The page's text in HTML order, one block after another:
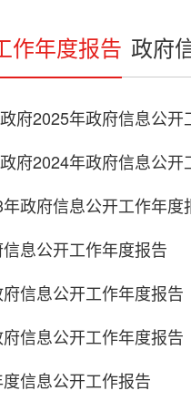
作年度报告 政府
府2025年政府信息公开
府2024年政府信息公开
政府信息公开工作年度
息公开工作年度报告
信息公开工作年度报告
信息公开工作年度报告
信息公开工作报告